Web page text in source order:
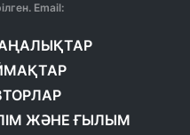
Email:
ЖӘНЕ ҒЫЛЫМ